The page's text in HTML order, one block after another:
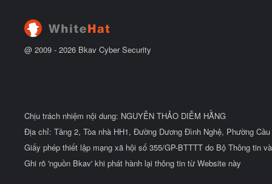
@ 2009 - 2026 Bkav Cyber Security
Chịu trách nhiệm nội dung: NGUYỄN THẢO DIỄM HẰNG
Địa chỉ: Tầng 2, Tòa nhà HH1, Đường Dương Đình Nghệ, Phường
Giấy phép thiết lập mạng xã hội số 355/GP-BTTTT do Bộ Thông tin
Ghi rõ 'nguồn Bkav' khi phát hành lại thông tin từ Website này